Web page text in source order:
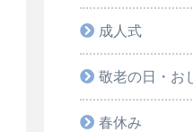
成人式
敬老の日・お
春休み